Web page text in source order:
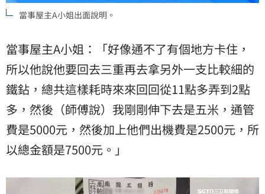
當事屋主A小姐出面說明。
當事屋主A小姐：「好像通不了有個地方卡住，
所以他說他要回去三重再去拿另外一支比較細的
鐵鉆，總共這樣耗時來來回回從11點多弄到2點
多，然後（師傅說）我剛剛伸下去是五米，通管
費是5000元，然後加上他們出機費是2500元，所
以總金額是7500元。」